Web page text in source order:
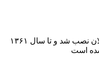
در پی درخواست شهید علی انصاری استاندار گیلان و نیروهای انقلابی، شهید کریمی با حکم ‌شهید آیت الله قدوسی دادستان کل انقلاب، در سال ۱۳۵۹ به عنوان دادستان انقلاب گیلان نصب شد و تا سال ۱۳۶۱